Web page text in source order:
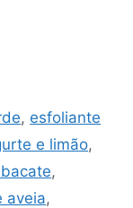
, esfoliante
e limão,
,
aveia,